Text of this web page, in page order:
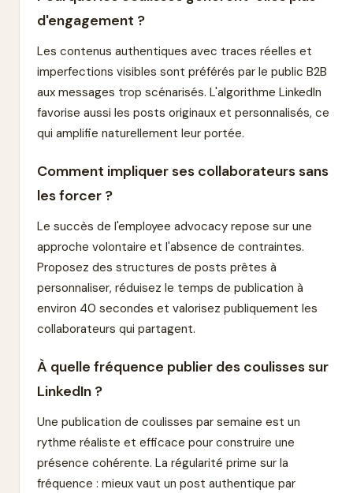
d'engagement ?
Les contenus authentiques avec traces réelles et
imperfections visibles sont préférés par le public B2B
aux messages trop scénarisés. L'algorithme LinkedIn
favorise aussi les posts originaux et personnalisés, ce
qui amplifie naturellement leur portée.
Comment impliquer ses collaborateurs sans
les forcer ?
Le succès de l'employee advocacy repose sur une
approche volontaire et l'absence de contraintes.
Proposez des structures de posts prêtes à
personnaliser, réduisez le temps de publication à
environ 40 secondes et valorisez publiquement les
collaborateurs qui partagent.
À quelle fréquence publier des coulisses sur
LinkedIn ?
Une publication de coulisses par semaine est un
rythme réaliste et efficace pour construire une
présence cohérente. La régularité prime sur la
fréquence : mieux vaut un post authentique par